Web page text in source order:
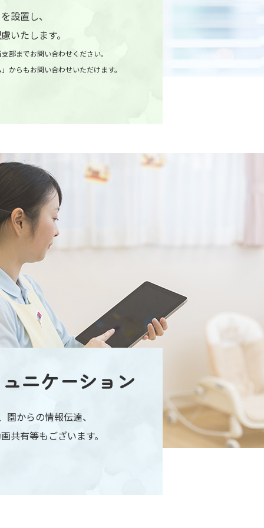
設置し、
いたします。
部までお問い合わせください。
からもお問い合わせいただけます。
ニケーション
からの情報伝達、
共有等もございます。